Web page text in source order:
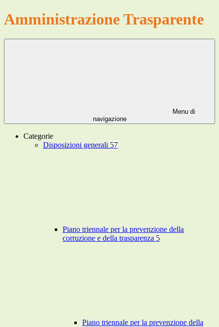
Amministrazione Trasparente
Menu di
navigazione
Categorie
Disposizioni generali 57
Piano triennale per la prevenzione della
corruzione e della trasparenza 5
Piano triennale per la prevenzione della